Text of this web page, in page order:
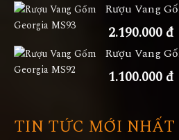
Rượu Vang
2.190.000 đ
Rượu Vang
1.100.000 đ
TIN TỨC MỚI NHẤT